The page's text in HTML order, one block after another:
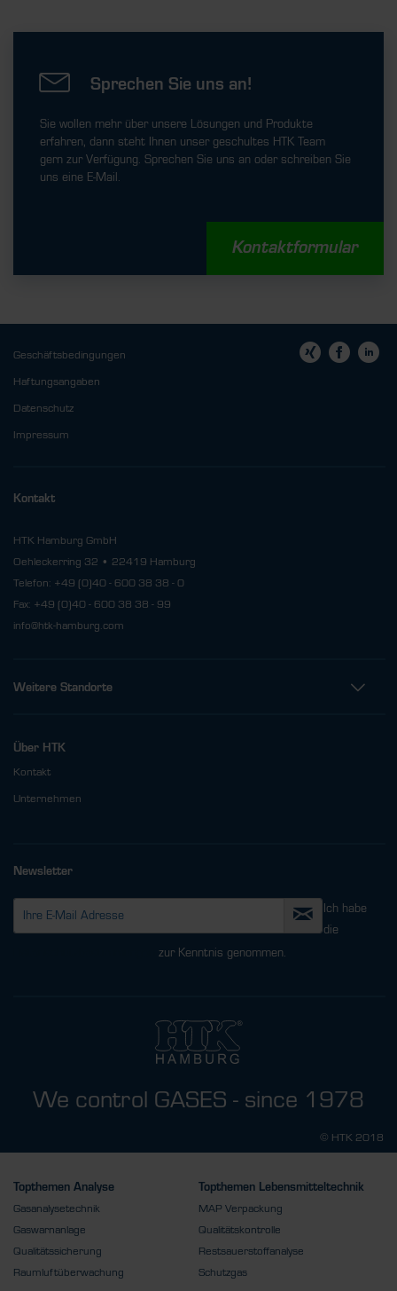
Sprechen Sie uns an!
Sie wollen mehr über unsere Lösungen und Produkte
erfahren, dann steht Ihnen unser geschultes HTK Team
gern zur Verfügung. Sprechen Sie uns an oder schreiben Sie
uns eine E-Mail.
Kontaktformular
Geschäftsbedingungen
Haftungsangaben
Datenschutz
Impressum
Kontakt
HTK Hamburg GmbH
Oehleckerring 32 • 22419 Hamburg
Telefon: +49 (0)40 - 600 38 38 - 0
Fax: +49 (0)40 - 600 38 38 - 99
info@htk-hamburg.com
Weitere Standorte
Über HTK
Kontakt
Unternehmen
Newsletter
Ich habe
die
zur Kenntnis genommen.
We control GASES - since 1978
© HTK 2018
Topthemen Analyse
Gasanalysetechnik
Gaswarnanlage
Qualitätssicherung
Raumluftüberwachung
Topthemen Lebensmitteltechnik
MAP Verpackung
Qualitätskontrolle
Restsauerstoffanalyse
Schutzgas